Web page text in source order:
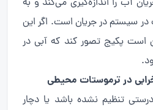
آب را اندازه‌گیری می‌کند و به
سیستم در جریان است. اگر این
است پکیج تصور کند که آبی در
تنظیم نشده باشد یا دچار